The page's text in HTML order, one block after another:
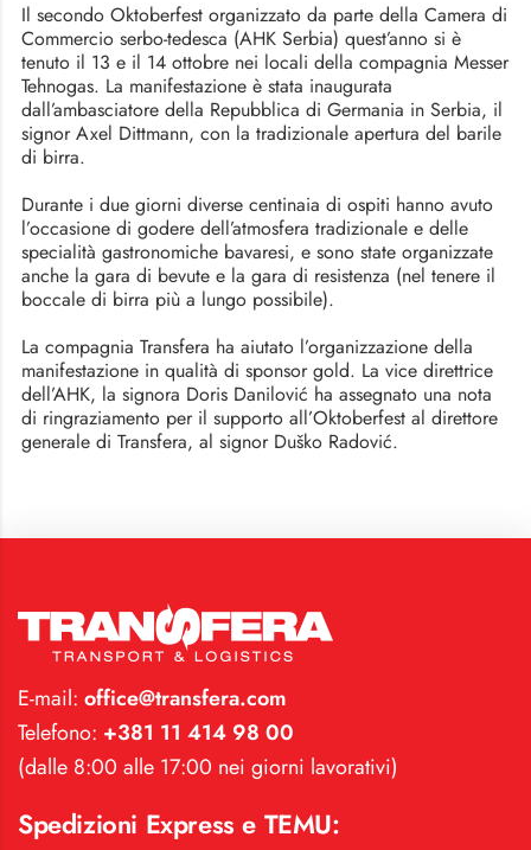
Il secondo Oktoberfest organizzato da parte della Camera di
Commercio serbo-tedesca (AHK Serbia) quest’anno si è
tenuto il 13 e il 14 ottobre nei locali della compagnia Messer
Tehnogas. La manifestazione è stata inaugurata
dall’ambasciatore della Repubblica di Germania in Serbia, il
signor Axel Dittmann, con la tradizionale apertura del barile
di birra.
Durante i due giorni diverse centinaia di ospiti hanno avuto
l’occasione di godere dell’atmosfera tradizionale e delle
specialità gastronomiche bavaresi, e sono state organizzate
anche la gara di bevute e la gara di resistenza (nel tenere il
boccale di birra più a lungo possibile).
La compagnia Transfera ha aiutato l’organizzazione della
manifestazione in qualità di sponsor gold. La vice direttrice
dell’AHK, la signora Doris Danilović ha assegnato una nota
di ringraziamento per il supporto all’Oktoberfest al direttore
generale di Transfera, al signor Duško Radović.
E-mail: office@transfera.com
Telefono: +381 11 414 98 00
(dalle 8:00 alle 17:00 nei giorni lavorativi)
Spedizioni Express e TEMU: